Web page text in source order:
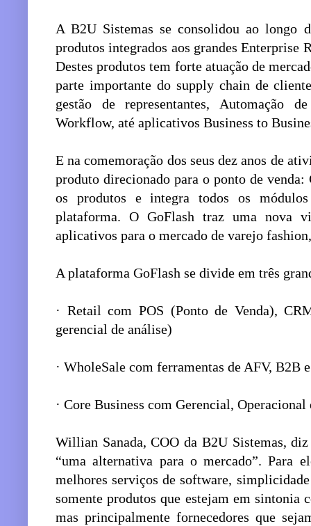
A B2U Sistemas se consolidou ao longo
produtos integrados aos grandes Enterprise
Destes produtos tem forte atuação de
parte importante do supply chain de
gestão de representantes, Automação
Workflow, até aplicativos Business to
E na comemoração dos seus dez anos de
produto direcionado para o ponto de
os produtos e integra todos os
plataforma. O GoFlash traz uma nova
aplicativos para o mercado de varejo
A plataforma GoFlash se divide em três
· Retail com POS (Ponto de Venda),
gerencial de análise)
· WholeSale com ferramentas de AFV, B2B
· Core Business com Gerencial,
Willian Sanada, COO da B2U Sistemas,
“uma alternativa para o mercado”. Para
melhores serviços de software,
somente produtos que estejam em sintonia
mas principalmente fornecedores que